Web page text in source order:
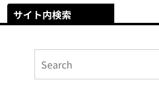
サイト内検索